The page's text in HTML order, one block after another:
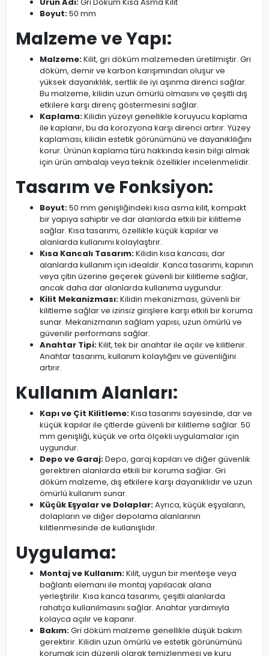
Boyut:50 mm
Malzeme ve Yapı:
Malzeme:Kilit, gri döküm malzemeden üretilmiştir. Gri
döküm, demir ve karbon karışımından oluşur ve
yüksek dayanıklılık, sertlik ile iyi aşınma direnci sağlar.
Bu malzeme, kilidin uzun ömürlü olmasını ve çeşitli dış
etkilere karşı direnç göstermesini sağlar.
Kaplama:Kilidin yüzeyi genellikle koruyucu kaplama
ile kaplanır, bu da korozyona karşı direnci artırır. Yüzey
kaplaması, kilidin estetik görünümünü ve dayanıklılığını
korur. Ürünün kaplama türü hakkında kesin bilgi almak
için ürün ambalajı veya teknik özellikler incelenmelidir.
Tasarım ve Fonksiyon:
Boyut:50 mm genişliğindeki kısa asma kilit, kompakt
bir yapıya sahiptir ve dar alanlarda etkili bir kilitleme
sağlar. Kısa tasarımı, özellikle küçük kapılar ve
alanlarda kullanımı kolaylaştırır.
Kısa Kancalı Tasarım:Kilidin kısa kancası, dar
alanlarda kullanım için idealdir. Kanca tasarımı, kapının
veya çitin üzerine geçerek güvenli bir kilitleme sağlar,
ancak daha dar alanlarda kullanıma uygundur.
Kilit Mekanizması:Kilidin mekanizması, güvenli bir
kilitleme sağlar ve izinsiz girişlere karşı etkili bir koruma
sunar. Mekanizmanın sağlam yapısı, uzun ömürlü ve
güvenilir performans sağlar.
Anahtar Tipi:Kilit, tek bir anahtar ile açılır ve kilitlenir.
Anahtar tasarımı, kullanım kolaylığını ve güvenliğini
artırır.
Kullanım Alanları:
Kapı ve Çit Kilitleme:Kısa tasarımı sayesinde, dar ve
küçük kapılar ile çitlerde güvenli bir kilitleme sağlar. 50
mm genişliği, küçük ve orta ölçekli uygulamalar için
uygundur.
Depo ve Garaj:Depo, garaj kapıları ve diğer güvenlik
gerektiren alanlarda etkili bir koruma sağlar. Gri
döküm malzeme, dış etkilere karşı dayanıklıdır ve uzun
ömürlü kullanım sunar.
Küçük Eşyalar ve Dolaplar:Ayrıca, küçük eşyaların,
dolapların ve diğer depolama alanlarının
kilitlenmesinde de kullanışlıdır.
Uygulama:
Montaj ve Kullanım:Kilit, uygun bir menteşe veya
bağlantı elemanı ile montaj yapılacak alana
yerleştirilir. Kısa kanca tasarımı, çeşitli alanlarda
rahatça kullanılmasını sağlar. Anahtar yardımıyla
kolayca açılır ve kapanır.
Bakım:Gri döküm malzeme genellikle düşük bakım
gerektirir. Kilidin uzun ömürlü ve estetik görünümünü
korumak için düzenli olarak temizlenmesi ve kuru